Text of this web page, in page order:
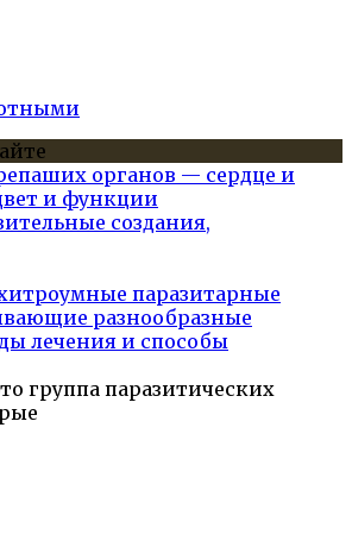
органов — сердце и
и функции
создания,
паразитарные
разнообразные
лечения и способы
группа паразитических